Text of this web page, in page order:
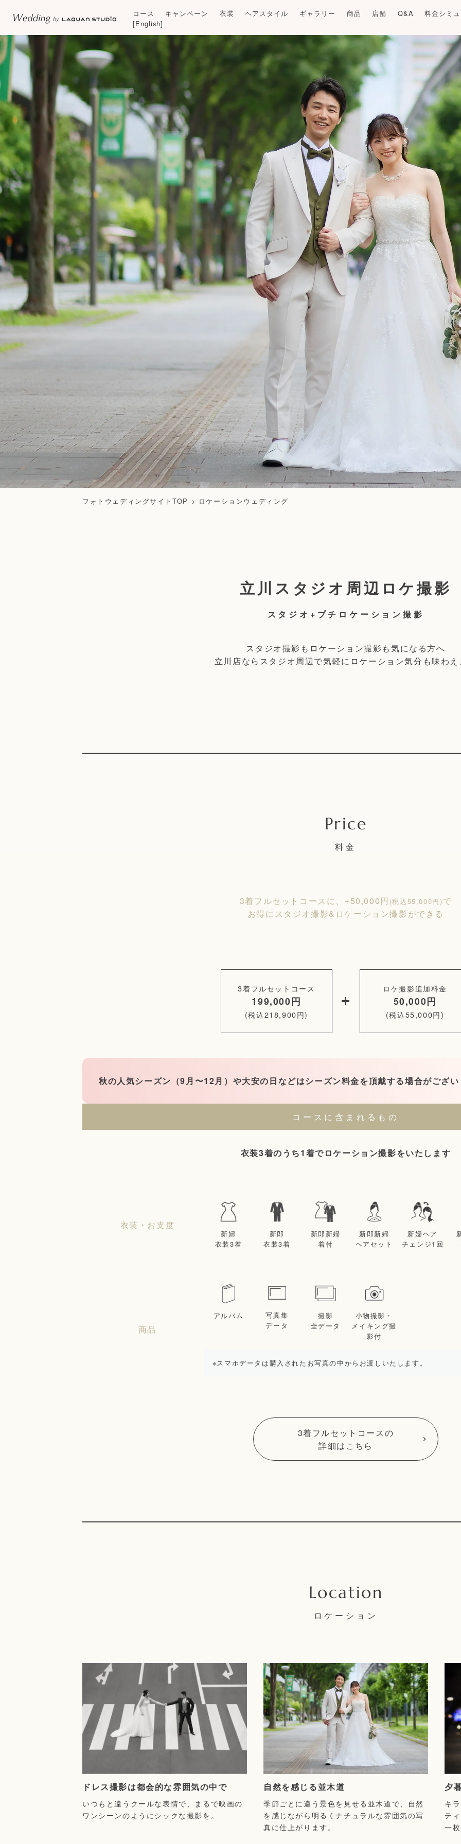
コース キャンペーン 衣装 ヘアスタイル ギャラリー 商品 店舗 Q&A
料金シミ
[English]
フォトウェディングサイトTOP > ロケーションウェディング
立川スタジオ周辺ロケ撮影
スタジオ+プチロケーション撮影
スタジオ撮影もロケーション撮影も気になる方へ
立川店ならスタジオ周辺で気軽にロケーション気分も味わ
料金
3着フルセットコースに、+50,000円 (税込55,000円)で
お得にスタジオ撮影&ロケーション撮影ができる
3着フルセットコース
199,000円
(税込218,900円)
ロケ撮影追加料金
50,000円
(税込55,000円)
秋の人気シーズン（9月〜12月）や大安の日などはシーズン料金を頂戴する場合がござ
コースに含まれるもの
衣装3着のうち1着でロケーション撮影をいたします
衣装・お支度
新婦
衣装3着
新郎
衣装3着
新郎新婦
着付
新郎新婦
ヘアセット
新婦ヘア
チェンジ1回
商品
アルバム
写真集
データ
撮影
全データ
小物撮影・
メイキング撮
影付
※スマホデータは購入されたお写真の中からお渡しいたします。
3着フルセットコースの
詳細はこちら
ロケーション
ドレス撮影は都会的な雰囲気の中で
いつもと違うクールな表情で、まるで映画の
ワンシーンのようにシックな撮影を。
自然を感じる並木道
季節ごとに違う景色を見せる並木道で、自然
を感じながら明るくナチュラルな雰囲気の写
真に仕上がります。
夕
キ
テ
一